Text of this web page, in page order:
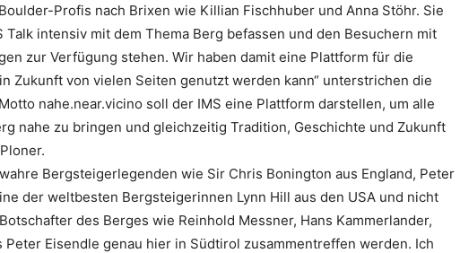
Profis nach Brixen wie Killian Fischhuber und Anna Stöhr. Sie
Talk intensiv mit dem Thema Berg befassen und den Besuchern mit
zur Verfügung stehen. Wir haben damit eine Plattform für die
Zukunft von vielen Seiten genutzt werden kann“ unterstrichen die
nahe.near.vicino soll der IMS eine Plattform darstellen, um alle
nahe zu bringen und gleichzeitig Tradition, Geschichte und Zukunft
Bergsteigerlegenden wie Sir Chris Bonington aus England, Peter
der weltbesten Bergsteigerinnen Lynn Hill aus den USA und nicht
des Berges wie Reinhold Messner, Hans Kammerlander,
Peter Eisendle genau hier in Südtirol zusammentreffen werden. Ich